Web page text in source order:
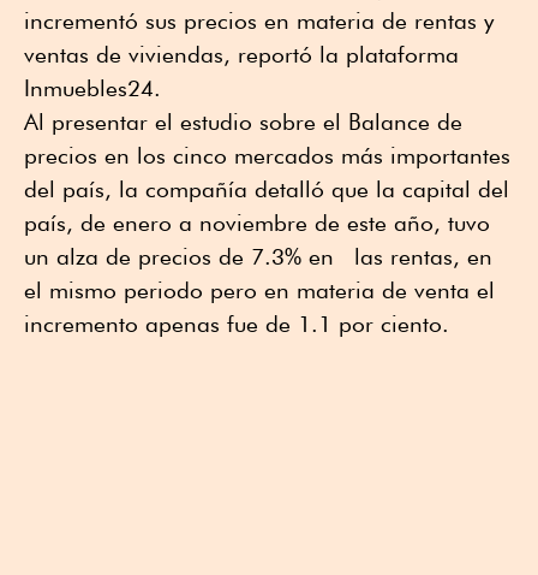
incrementó sus precios en materia de rentas y
ventas de viviendas, reportó la plataforma
Inmuebles24.
Al presentar el estudio sobre el Balance de
precios en los cinco mercados más importantes
del país, la compañía detalló que la capital del
país, de enero a noviembre de este año, tuvo
un alza de precios de 7.3% en las rentas, en
el mismo periodo pero en materia de venta el
incremento apenas fue de 1.1 por ciento.